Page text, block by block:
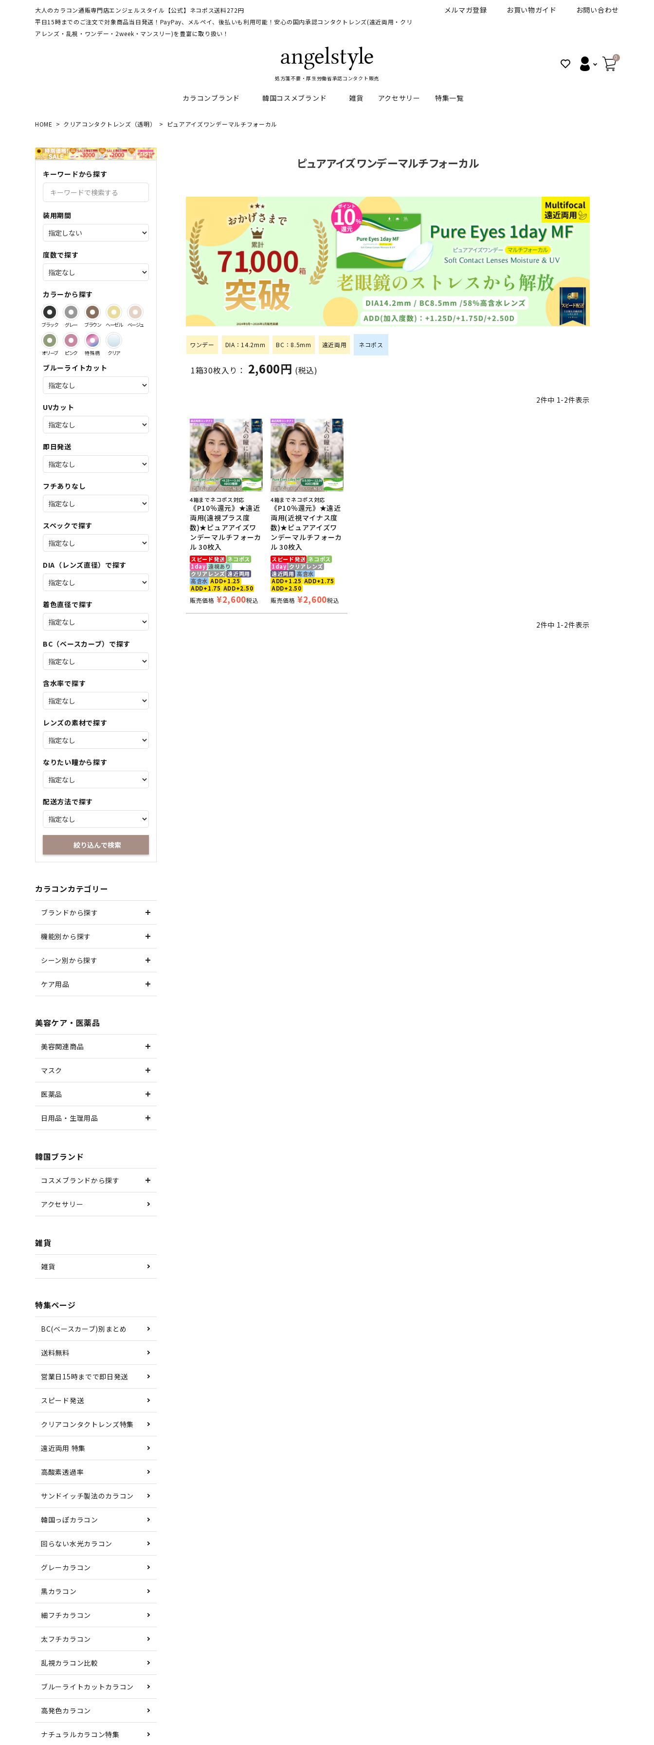
大人のカラコン通販専門店エンジェルスタイル【公式】ネコポス送料272円
平日15時までのご注文で対象商品当日発送！PayPay、メルペイ、後払いも利用可能！安心の国内承認コンタクトレンズ(遠近両用・クリ
アレンズ・乱視・ワンデー・2week・マンスリー)を豊富に取り扱い！
メルマガ登録 お買い物ガイド お問い合わせ
処方箋不要・厚生労働省承認コンタクト販売
0
カラコンブランド
ディファインモイスト
エバーカラーシリーズ
レヴィアワンマンス レヴィアワンデー ネオサイトシリーズ その他ブランドはこちら
韓国コスメブランド
3CE Dr.jart+
その他ブランドはこちら
雑貨 アクセサリー 特集一覧
乱視カラコン比較 UVカットカラコン
バレないカラコン 色素薄い系カラコン メンズカラコン特集 ハロウィンカラコン特集
サンドイッチ製法特集
HOME クリアコンタクトレンズ（透明） ピュアアイズワンデーマルチフォーカル
キーワードから探す
装用期間
度数で探す
カラーから探す
ブラック グレー ブラウン ヘーゼル ベージュ
オリーブ ピンク 特殊柄 クリア
ブルーライトカット
UVカット
即日発送
フチありなし
スペックで探す
DIA（レンズ直径）で探す
着色直径で探す
BC（ベースカーブ）で探す
含水率で探す
レンズの素材で探す
なりたい瞳から探す
配送方法で探す
絞り込んで検索
カラコンカテゴリー
ブランドから探す
機能別から探す
シーン別から探す
ケア用品
美容ケア・医薬品
美容関連商品
マスク
医薬品
日用品・生理用品
韓国ブランド
コスメブランドから探す
アクセサリー
雑貨
雑貨
特集ページ
BC(ベースカーブ)別まとめ
送料無料
営業日15時までで即日発送
スピード発送
クリアコンタクトレンズ特集
遠近両用 特集
高酸素透過率
サンドイッチ製法のカラコン
韓国っぽカラコン
回らない水光カラコン
グレーカラコン
黒カラコン
細フチカラコン
太フチカラコン
乱視カラコン比較
ブルーライトカットカラコン
高発色カラコン
ナチュラルカラコン特集
ピュアアイズワンデーマルチフォーカル
ワンデー DIA：14.2mm BC：8.5mm 遠近両用 ネコポス
1箱30枚入り： 2,600円 (税込)
2件中 1-2件表示
4箱までネコポス対応
《P10％還元》★遠近
両用(遠視プラス度
数)★ピュアアイズワ
ンデーマルチフォーカ
ル 30枚入
スピード発送 ネコポス
1day 遠視あり
クリアレンズ 遠近両用
高含水 ADD+1.25
ADD+1.75 ADD+2.50
販売価格 ¥2,600税込
4箱までネコポス対応
《P10％還元》★遠近
両用(近視マイナス度
数)★ピュアアイズワ
ンデーマルチフォーカ
ル 30枚入
スピード発送 ネコポス
1day クリアレンズ
遠近両用 高含水
ADD+1.25 ADD+1.75
ADD+2.50
販売価格 ¥2,600税込
2件中 1-2件表示